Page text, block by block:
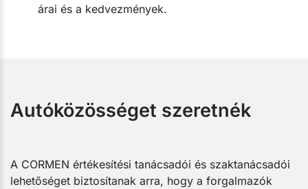
árai és a kedvezmények.
Autóközösséget szeretnék
A CORMEN értékesítési tanácsadói és szaktanácsadói
lehetőséget biztosítanak arra, hogy a forgalmazók